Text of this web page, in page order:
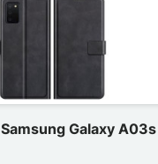
Galaxy A03s